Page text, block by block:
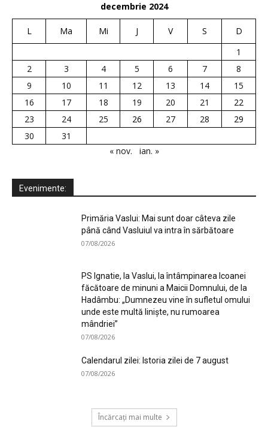
decembrie 2024
L Ma Mi J V S
D
1
2
3 4 5 6 7
8
9
10 11 12 13 14
15
16
17 18 19 20 21
22
23
24 25 26 27 28
29
30
31
« nov.
ian. »
Evenimente:
Primăria Vaslui: Mai sunt doar câteva zile
până când Vasluiul va intra în sărbătoare
07/08/2026
PS Ignatie, la Vaslui, la întâmpinarea Icoanei
făcătoare de minuni a Maicii Domnului, de la
Hadâmbu: „Dumnezeu vine în sufletul omului
unde este multă liniște, nu rumoarea
mândriei”
07/08/2026
Calendarul zilei: Istoria zilei de 7 august
07/08/2026
Încărcați mai multe